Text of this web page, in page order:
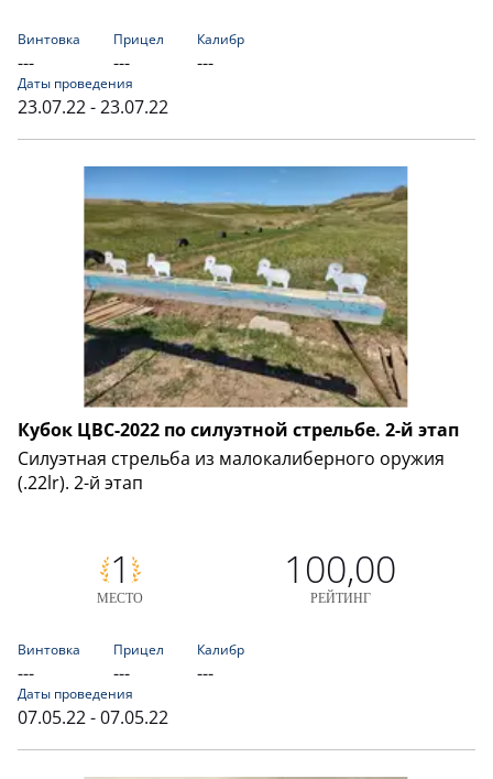
Винтовка
---
Прицел
---
Калибр
---
Даты проведения
23.07.22 - 23.07.22
Кубок ЦВС-2022 по силуэтной стрельбе. 2-й этап
Силуэтная стрельба из малокалиберного оружия
(.22lr). 2-й этап
1
МЕСТО
100,00
РЕЙТИНГ
Винтовка
---
Прицел
---
Калибр
---
Даты проведения
07.05.22 - 07.05.22